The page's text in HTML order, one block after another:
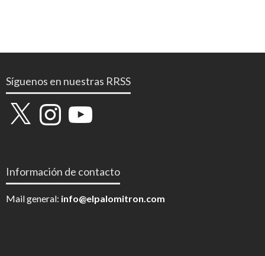
Síguenos en nuestras RRSS
X InstagramYouTube
Información de contacto
Mail general: info@elpalomitron.com